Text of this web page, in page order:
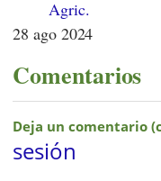
Agric.
28 ago 2024
Comentarios